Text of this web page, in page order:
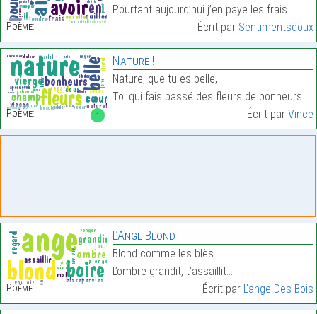
Poème:
Pourtant aujourd’hui j’en paye les frais…
Écrit par Sentimentsdoux
1
Poème:
Nature !
Nature, que tu es belle,
Toi qui fais passé des fleurs de bonheurs…
Écrit par Vince
Poème:
L’Ange Blond
Blond comme les blès
L’ombre grandit, t’assaillit…
Écrit par L'ange Des Bois